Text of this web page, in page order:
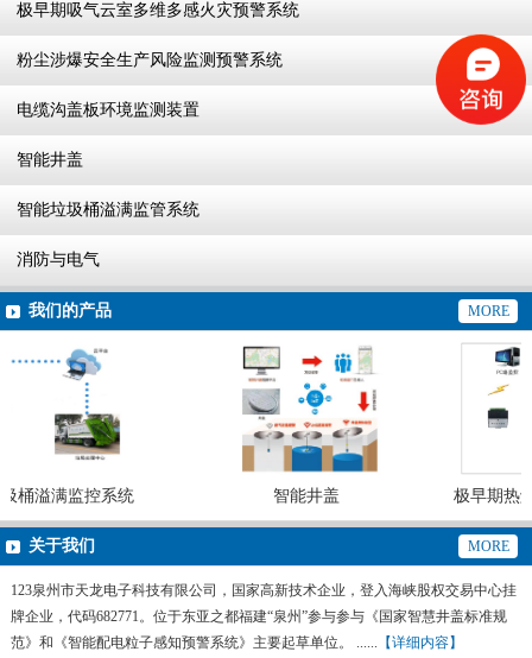
极早期吸气云室多维多感火灾预警系统
粉尘涉爆安全生产风险监测预警系统
电缆沟盖板环境监测装置
智能井盖
智能垃圾桶溢满监管系统
消防与电气
我们的产品 MORE
桶溢满监控系统 智能井盖
极早期热
关于我们
MORE
123泉州市天龙电子科技有限公司，国家高新技术企业，登入海峡股权交易中心挂
牌企业，代码682771。位于东亚之都福建“泉州”参与参与《国家智慧井盖标准规
范》和《智能配电粒子感知预警系统》主要起草单位。 ...... 【详细内容】